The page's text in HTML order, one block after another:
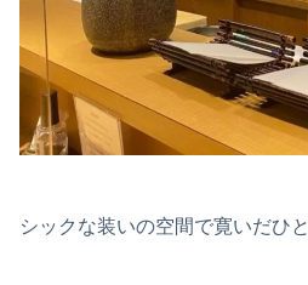
シックな装いの空間で寛いだひ